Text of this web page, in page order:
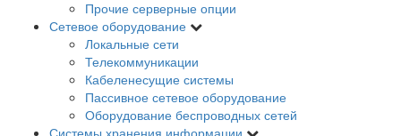
Прочие серверные опции
Сетевое оборудование
Локальные сети
Телекоммуникации
Кабеленесущие системы
Пассивное сетевое оборудование
Оборудование беспроводных сетей
Системы хранения информации